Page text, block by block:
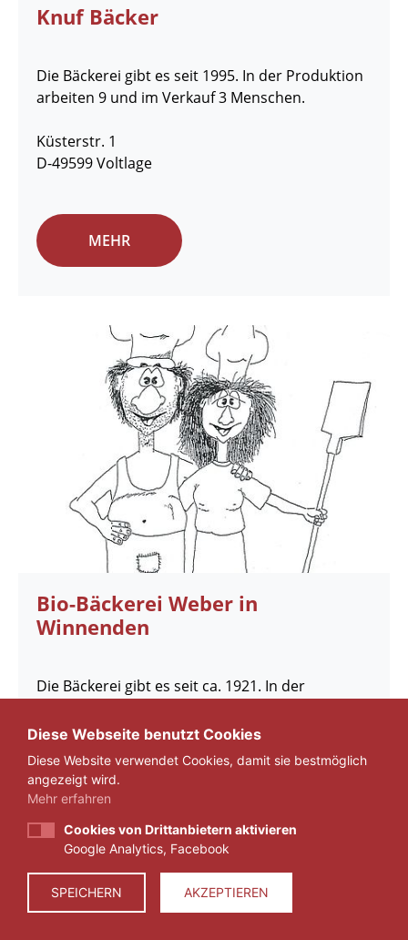
Knuf Bäcker
Die Bäckerei gibt es seit 1995. In der Produktion
arbeiten 9 und im Verkauf 3 Menschen.
Küsterstr. 1
D-49599 Voltlage
MEHR
Bio-Bäckerei Weber in
Winnenden
Die Bäckerei gibt es seit ca. 1921. In der
Verkauf ebenfalls 10 Personen.
Ringstr. 48
D-71364 Winnenden
MEHR
Diese Webseite benutzt Cookies
Diese Website verwendet Cookies, damit sie bestmöglich
angezeigt wird.
Mehr erfahren
Cookies von Drittanbietern aktivieren
Google Analytics, Facebook
SPEICHERN AKZEPTIEREN